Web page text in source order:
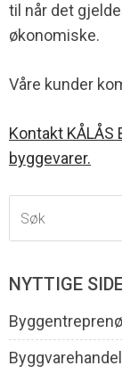
til når det
økonomiske.
Våre kunder
Kontakt
byggevarer.
NYTTIGE
Byggvarehandel